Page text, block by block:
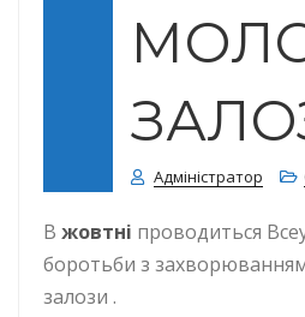
Адміністратор
В жовтні проводиться
боротьби з
залози .